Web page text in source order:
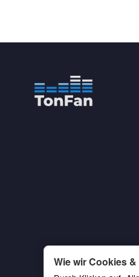
Wie wir Cookies